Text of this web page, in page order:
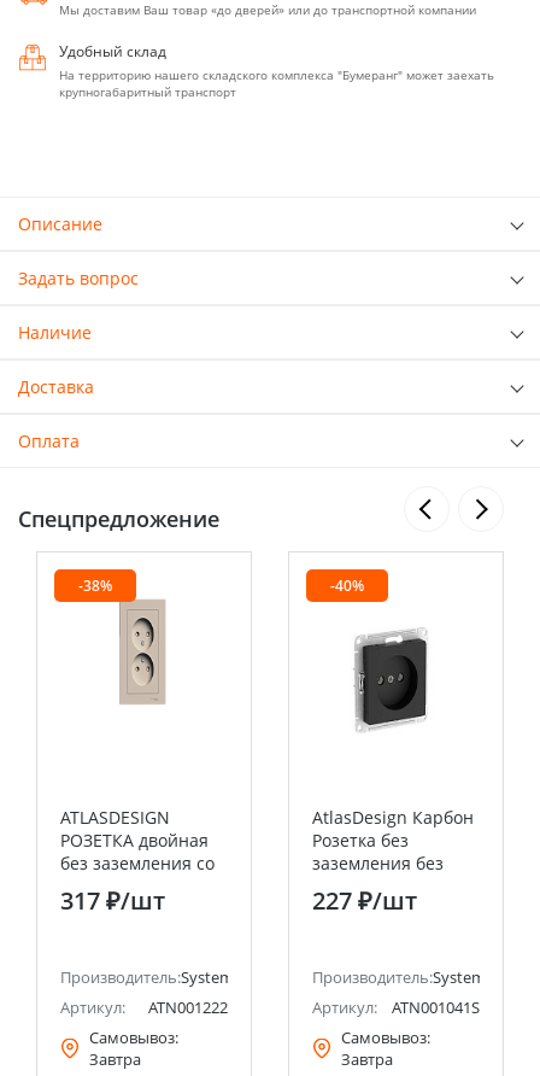
Мы доставим Ваш товар «до дверей» или до транспортной компании
Удобный склад
На территорию нашего складского комплекса "Бумеранг" может заехать
крупногабаритный транспорт
Описание
Задать вопрос
Наличие
Доставка
Оплата
Спецпредложение
(ранее Schneider Electric)
-38%
ATLASDESIGN
РОЗЕТКА двойная
без заземления со
шторками,16А, в
сборе, ПЕСОЧНЫЙ
317 ₽/шт
Производитель:Systeme Electric (ранее Schneider Electric)
Артикул:
ATN001222
Самовывоз:
Завтра
-40%
AtlasDesign Карбон
Розетка без
заземления без
шторок, 16А, мех.,
быстрозажим.
227 ₽/шт
Производитель:Systeme
Артикул:
ATN001041S
Самовывоз:
Завтра